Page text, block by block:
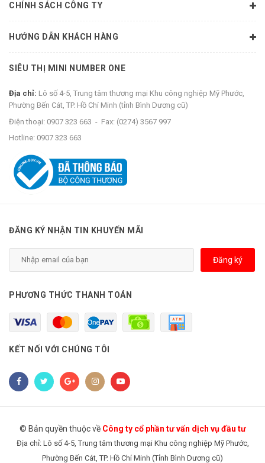
CHÍNH SÁCH CÔNG TY
HƯỚNG DẪN KHÁCH HÀNG
SIÊU THỊ MINI NUMBER ONE
Địa chỉ: Lô số 4-5, Trung tâm thương mại Khu công nghiệp Mỹ Phước,
Phường Bến Cát, TP. Hồ Chí Minh (tỉnh Bình Dương cũ)
Điện thoại: 0907 323 663 - Fax: (0274) 3567 997
Hotline: 0907 323 663
ĐĂNG KÝ NHẬN TIN KHUYẾN MÃI
Đăng ký
PHƯƠNG THỨC THANH TOÁN
KẾT NỐI VỚI CHÚNG TÔI
© Bản quyền thuộc về Công ty cổ phần tư vấn dịch vụ đầu tư
Địa chỉ: Lô số 4-5, Trung tâm thương mại Khu công nghiệp Mỹ Phước,
Phường Bến Cát, TP. Hồ Chí Minh (Tỉnh Bình Dương cũ)